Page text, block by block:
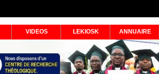
VIDEOS LEKIOSK ANNUAIRE